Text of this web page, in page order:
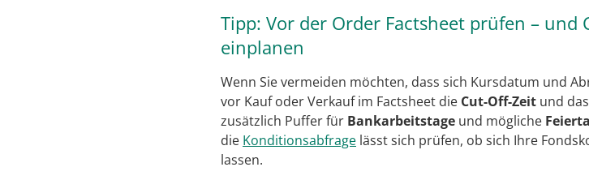
Tipp: Vor der Order Factsheet prüfen –
einplanen
Wenn Sie vermeiden möchten, dass sich Kursdatum und
vor Kauf oder Verkauf im Factsheet die Cut-Off-Zeit und das
zusätzlich Puffer für Bankarbeitstage und mögliche
die Konditionsabfrage lässt sich prüfen, ob sich Ihre
lassen.